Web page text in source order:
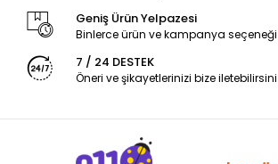
Geniş Ürün Yelpazesi
Binlerce ürün ve kampanya seçeneği
7 / 24 DESTEK
Öneri ve şikayetlerinizi bize